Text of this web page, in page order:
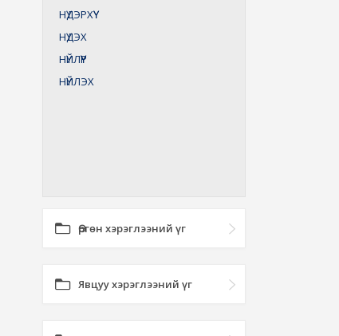
НҮДЭРХҮҮ
НҮДЭХ
НҮЙЛҮҮР
НҮЙЛЭХ
Өргөн хэрэглээний үг
Явцуу хэрэглээний үг